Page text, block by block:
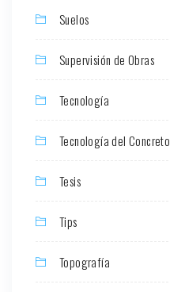
Suelos
Supervisión de Obras
Tecnología
Tecnología del Concreto
Tesis
Tips
Topografía